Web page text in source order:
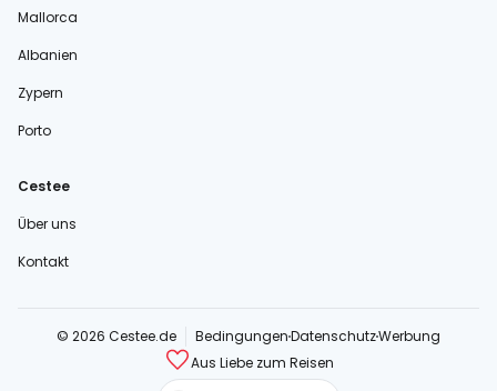
Mallorca
Albanien
Zypern
Porto
Cestee
Über uns
Kontakt
© 2026 Cestee.de BedingungenDatenschutzWerbung
Aus Liebe zum Reisen
cestee.com